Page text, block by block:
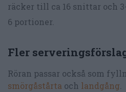
räcker till ca 16 snittar och
6 portioner.
Fler
Röran passar också som
smörgåstårta och landgång.